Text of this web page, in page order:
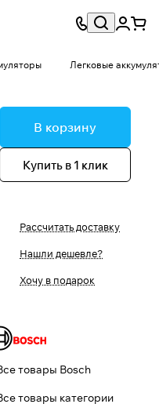
Легковые
В корзину
Купить в 1 клик
Рассчитать доставку
Нашли дешевле?
Хочу в подарок
товары Bosch
товары категории